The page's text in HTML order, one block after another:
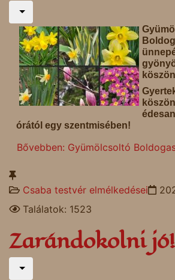
órától egy szentmisében!
Bővebben: Gyümölcsoltó
Csaba testvér elmélkedései
Találatok: 1523
Zarándokolni jó!